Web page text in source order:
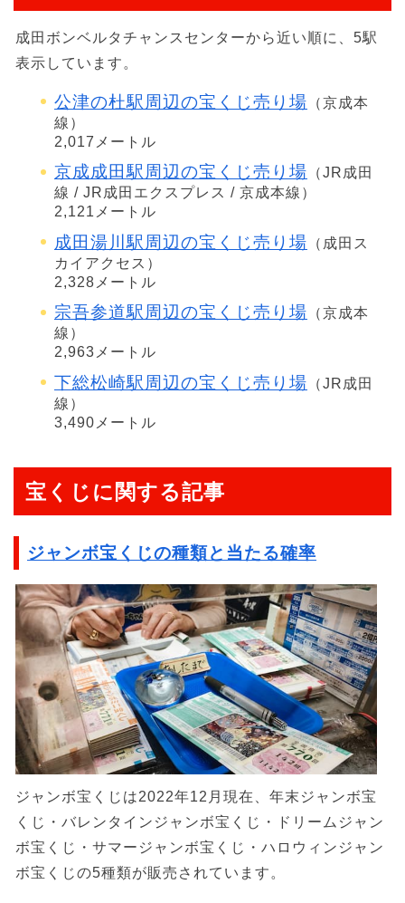
成田ボンベルタチャンスセンターから近い順に、5駅
表示しています。
公津の杜駅周辺の宝くじ売り場 （京成本
線）
2,017メートル
京成成田駅周辺の宝くじ売り場 （JR成田
線 / JR成田エクスプレス / 京成本線）
2,121メートル
成田湯川駅周辺の宝くじ売り場 （成田ス
カイアクセス）
2,328メートル
宗吾参道駅周辺の宝くじ売り場 （京成本
線）
2,963メートル
下総松崎駅周辺の宝くじ売り場 （JR成田
線）
3,490メートル
宝くじに関する記事
ジャンボ宝くじの種類と当たる確率
ジャンボ宝くじは2022年12月現在、年末ジャンボ宝
くじ・バレンタインジャンボ宝くじ・ドリームジャン
ボ宝くじ・サマージャンボ宝くじ・ハロウィンジャン
ボ宝くじの5種類が販売されています。